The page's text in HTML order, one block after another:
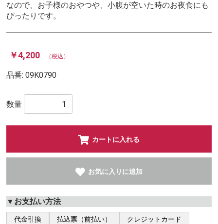
なので、お子様のおやつや、小腹が空いた時のお夜食にも
ぴったりです。
￥4,200 （税込）
品番:09K0790
数量
カートに入れる
お気に入りに追加
▼お支払い方法
代金引換 払込票（前払い） クレジットカード